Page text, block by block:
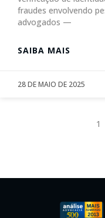
fraudes envolvendo
advogados —
SAIBA MAIS
28 DE MAIO DE 2025
1